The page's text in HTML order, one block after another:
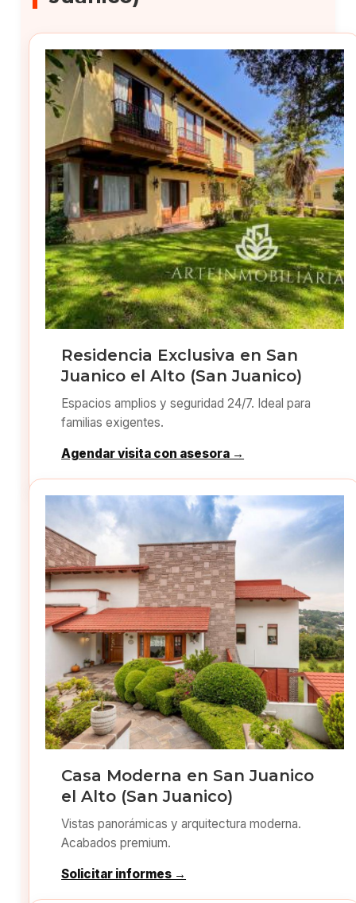
Residencia Exclusiva en San
Juanico el Alto (San Juanico)
Espacios amplios y seguridad 24/7. Ideal para
familias exigentes.
Agendar visita con asesora →
Casa Moderna en San Juanico
el Alto (San Juanico)
Vistas panorámicas y arquitectura moderna.
Acabados premium.
Solicitar informes →